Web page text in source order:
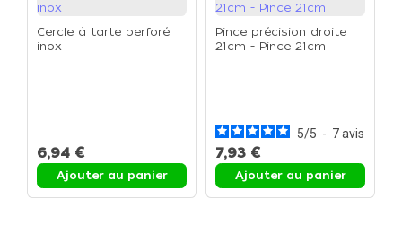
Cercle à tarte perforé
inox
6,94 €
Ajouter au panier
Pince précision droite
21cm - Pince 21cm
5/5 - 7avis
7,93 €
Ajouter au panier